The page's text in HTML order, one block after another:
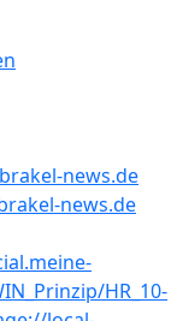
news.de
news.de